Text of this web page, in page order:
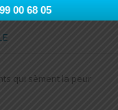
00 68 05
qui sèment la peur